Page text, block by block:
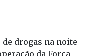
drogas na noite
da Força